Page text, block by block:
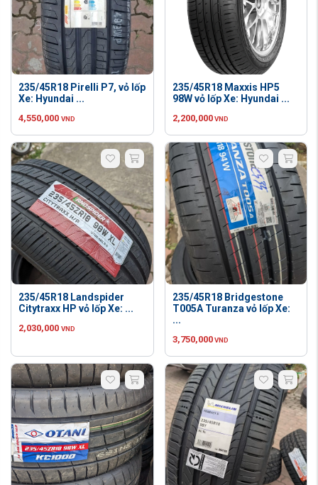
235/45R18 Pirelli P7, vỏ lốp
Xe: Hyundai ...
4,550,000 VND
235/45R18 Maxxis HP5
98W vỏ lốp Xe: Hyundai ...
2,200,000 VND
235/45R18 Landspider
Citytraxx HP vỏ lốp Xe: ...
2,030,000 VND
235/45R18 Bridgestone
T005A Turanza vỏ lốp Xe:
...
3,750,000 VND